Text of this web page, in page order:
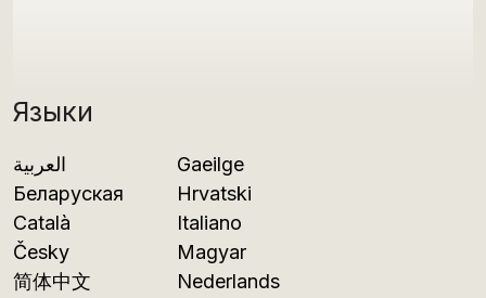
Языки
العربية
Беларуская
Català
Česky
简体中文
Gaeilge
Hrvatski
Italiano
Magyar
Nederlands